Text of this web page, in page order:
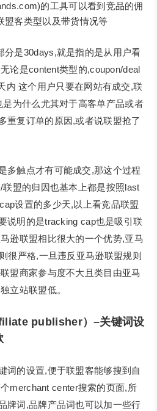
的工具可以看到竞品的佣
盟客类型以及带货情况等
分是30days,就是指的是从用户看
论是content类型的,coupon/deal
内 这个用户只要在网站有成交,联
为什么尤其对于高客单产品或者
重复订单的原因,或者说联盟抢了
多触点才有可能成交,那这个过程
盟的归因也基本上都是按照last
设置的多少天,以上看竞品联盟
说明的是tracking cap也是吸引联
逊联盟相比很大的一个优势,亚马
很严格,一旦违反亚马逊联盟规则
盟商家参与度不大且类目由亚马
立站联盟低。
publisher）–关键词设
词的设置,便于联盟客能够搜到自
merchant center搜索的页面,所
牌词,品牌产品词也可以加一些行